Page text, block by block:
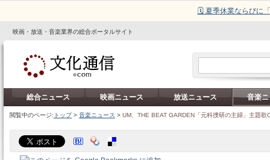
🗓️ 夏季休業ならびに
映画・放送・音楽業界の総合ポータルサイト
総合ニュース 映画ニュース 放送ニュース 音楽
閲覧中のページ: トップ> 音楽ニュース > UM、THE BEAT GARDEN「元科捜研の主婦」主題歌